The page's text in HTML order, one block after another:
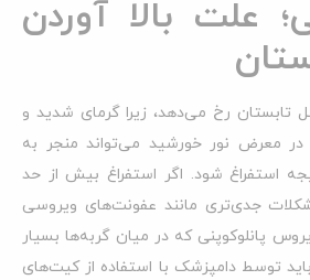
علت بالا آوردن
تابستان رخ می‌دهد، زیرا گرمای شدید و
معرض نور خورشید می‌تواند منجر به
استفراغ شود. اگر استفراغ بیش از حد
جدی‌تری مانند عفونت‌های ویروسی
پانلوکوپنی که در میان گربه‌ها بسیار
توسط دامپزشک با استفاده از کیت‌های